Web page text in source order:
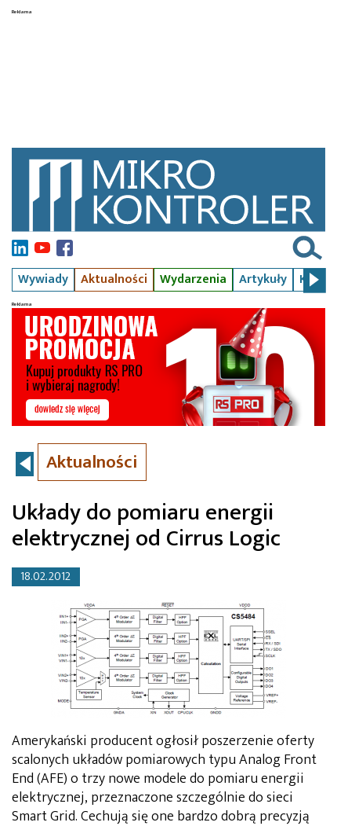
Wywiady Aktualności Wydarzenia Artykuły Kursy
Aktualności
Układy do pomiaru energii
elektrycznej od Cirrus Logic
18.02.2012
Amerykański producent ogłosił poszerzenie oferty
scalonych układów pomiarowych typu Analog Front
End (AFE) o trzy nowe modele do pomiaru energii
elektrycznej, przeznaczone szczególnie do sieci
Smart Grid. Cechują się one bardzo dobrą precyzją